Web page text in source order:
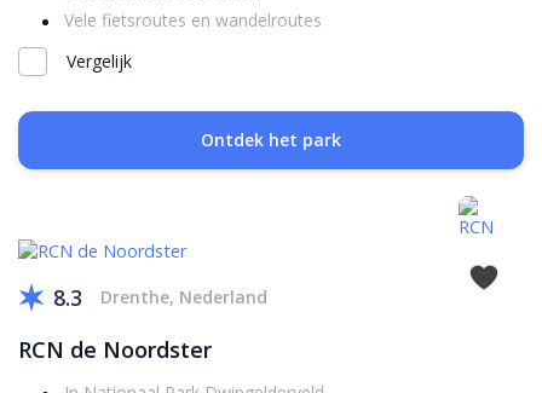
Vele fietsroutes en wandelroutes
Vergelijk
Ontdek het park
8.3 Drenthe, Nederland
RCN de Noordster